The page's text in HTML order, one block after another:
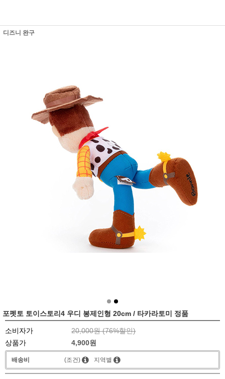
디즈니 완구
포펫토 토이스토리4 우디 봉제인형 20cm / 타카라토미 정품
소비자가 20,000원 (76%할인)
상품가
4,900원
배송비 (조건) 지역별